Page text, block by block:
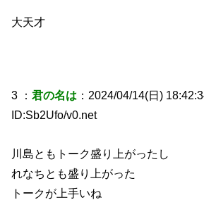
大天才
3 ：君の名は ：2024/04/14(日)
ID:Sb2Ufo/v0.net
川島ともトーク盛り上がったし
れなちとも盛り上がった
トークが上手いね